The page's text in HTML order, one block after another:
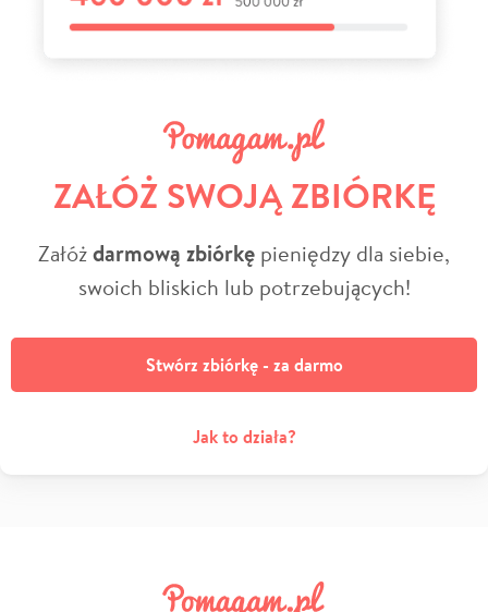
ZAŁÓŻ SWOJĄ ZBIÓRKĘ
Załóżdarmową zbiórkę pieniędzy dla siebie,
swoich bliskich lub potrzebujących!
Stwórz zbiórkę - za darmo
Jak to działa?